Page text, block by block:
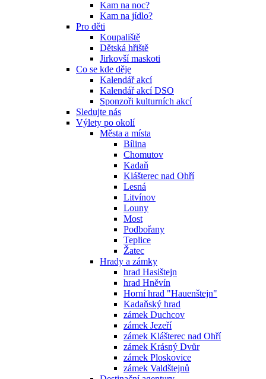
Kam na noc?
Kam na jídlo?
Pro děti
Koupaliště
Dětská hřiště
Jirkovší maskoti
Co se kde děje
Kalendář akcí
Kalendář akcí DSO
Sponzoři kulturních akcí
Sledujte nás
Výlety po okolí
Města a místa
Bílina
Chomutov
Kadaň
Klášterec nad Ohří
Lesná
Litvínov
Louny
Most
Podbořany
Teplice
Žatec
Hrady a zámky
hrad Hasištejn
hrad Hněvín
Horní hrad "Hauenštejn"
Kadaňský hrad
zámek Duchcov
zámek Jezeří
zámek Klášterec nad Ohří
zámek Krásný Dvůr
zámek Ploskovice
zámek Valdštejnů